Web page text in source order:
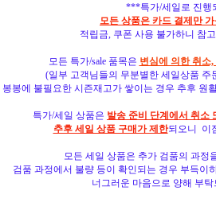
***특가/세일로 진행
모든 상품은 카드 결제만
적립금, 쿠폰 사용 불가하니 참
모든 특가/sale 품목은 변심에 의한 취소
(일부 고객님들의 무분별한 세일상품 주
봉봉에 불필요한 시즌재고가 쌓이는 경우 추후 원
특가/세일 상품은 발송 준비 단계에서 취소
추후 세일 상품 구매가 제한되오니 이
모든 세일 상품은 추가 검품의 과정
검품 과정에서 불량 등이 확인되는 경우 부득이
너그러운 마음으로 양해 부